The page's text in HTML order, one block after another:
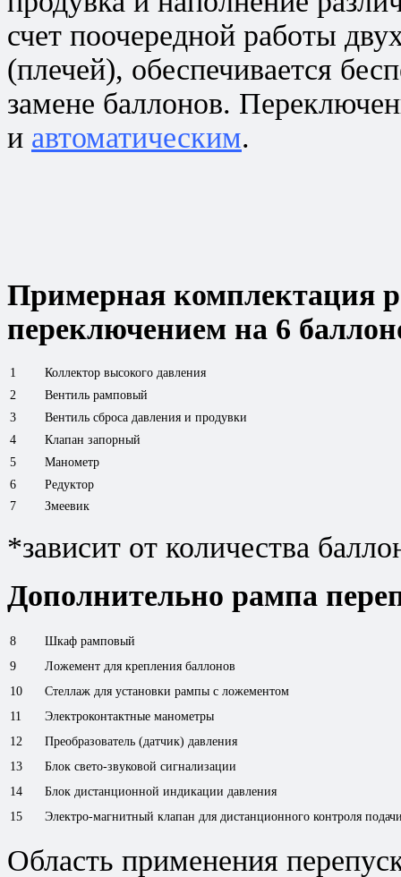
счет поочередной работы
(плечей), обеспечивается
замене баллонов.
и автоматическим.
Примерная комплектация
переключением на 6
1
Коллектор высокого давления
2
Вентиль рамповый
3
Вентиль сброса давления и продувки
4
Клапан запорный
5
Манометр
6
Редуктор
7
Змеевик
*зависит от количества
Дополнительно рампа
8
Шкаф рамповый
9
Ложемент для крепления баллонов
10
Стеллаж для установки рампы с ложементом
11
Электроконтактные манометры
12
Преобразователь (датчик) давления
13
Блок свето-звуковой сигнализации
14
Блок дистанционной индикации давления
15
Электро-магнитный клапан для дистанционного контроля
Область применения